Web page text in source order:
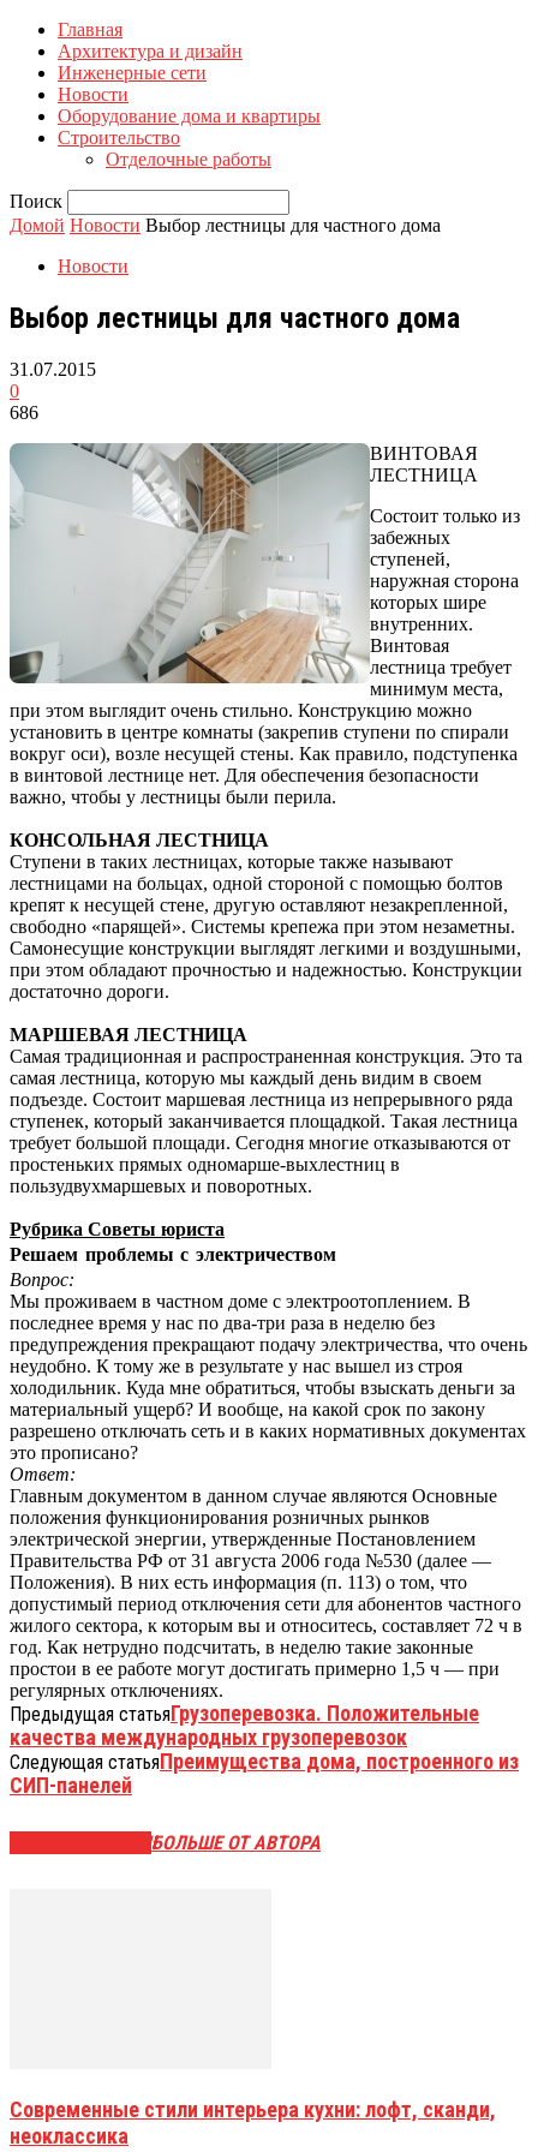
Главная
Архитектура и дизайн
Инженерные сети
Новости
Оборудование дома и квартиры
Строительство
Отделочные работы
Поиск
Домой Новости Выбор лестницы для частного дома
Новости
Выбор лестницы для частного дома
31.07.2015
0
686
ВИНТОВАЯ
ЛЕСТНИЦА
Состоит только из
забежных
ступеней,
наружная сторона
которых шире
внутренних.
Винтовая
лестница требует
минимум места,
при этом выглядит очень стильно. Конструкцию можно
установить в центре комнаты (закрепив ступени по спирали
вокруг оси), возле несущей стены. Как правило, подступенка
в винтовой лестнице нет. Для обеспечения безопасности
важно, чтобы у лестницы были перила.
КОНСОЛЬНАЯ ЛЕСТНИЦА
Ступени в таких лестницах, которые также называют
лестницами на больцах, одной стороной с помощью болтов
крепят к несущей стене, другую оставляют незакрепленной,
свободно «парящей». Системы крепежа при этом незаметны.
Самонесущие конструкции выглядят легкими и воздушными,
при этом обладают прочностью и надежностью. Конструкции
достаточно дороги.
МАРШЕВАЯ ЛЕСТНИЦА
Самая традиционная и распространенная конструкция. Это та
самая лестница, которую мы каждый день видим в своем
подъезде. Состоит маршевая лестница из непрерывного ряда
ступенек, который заканчивается площадкой. Такая лестница
требует большой площади. Сегодня многие отказываются от
простеньких прямых одномарше-выхлестниц в
пользудвухмаршевых и поворотных.
Рубрика Советы юриста
Решаем проблемы с электричеством
Вопрос:
Мы проживаем в частном доме с электроотоплением. В
последнее время у нас по два-три раза в неделю без
предупреждения прекращают подачу электричества, что очень
неудобно. К тому же в результате у нас вышел из строя
холодильник. Куда мне обратиться, чтобы взыскать деньги за
материальный ущерб? И вообще, на какой срок по закону
разрешено отключать сеть и в каких нормативных документах
это прописано?
Ответ:
Главным документом в данном случае являются Основные
положения функционирования розничных рынков
электрической энергии, утвержденные Постановлением
Правительства РФ от 31 августа 2006 года №530 (далее —
Положения). В них есть информация (п. 113) о том, что
допустимый период отключения сети для абонентов частного
жилого сектора, к которым вы и относитесь, составляет 72 ч в
год. Как нетрудно подсчитать, в неделю такие законные
простои в ее работе могут достигать примерно 1,5 ч — при
регулярных отключениях.
Предыдущая статьяГрузоперевозка. Положительные
качества международных грузоперевозок
Следующая статьяПреимущества дома, построенного из
СИП-панелей
БОЛЬШЕ ОТ АВТОРА
Современные стили интерьера кухни: лофт, сканди,
неоклассика